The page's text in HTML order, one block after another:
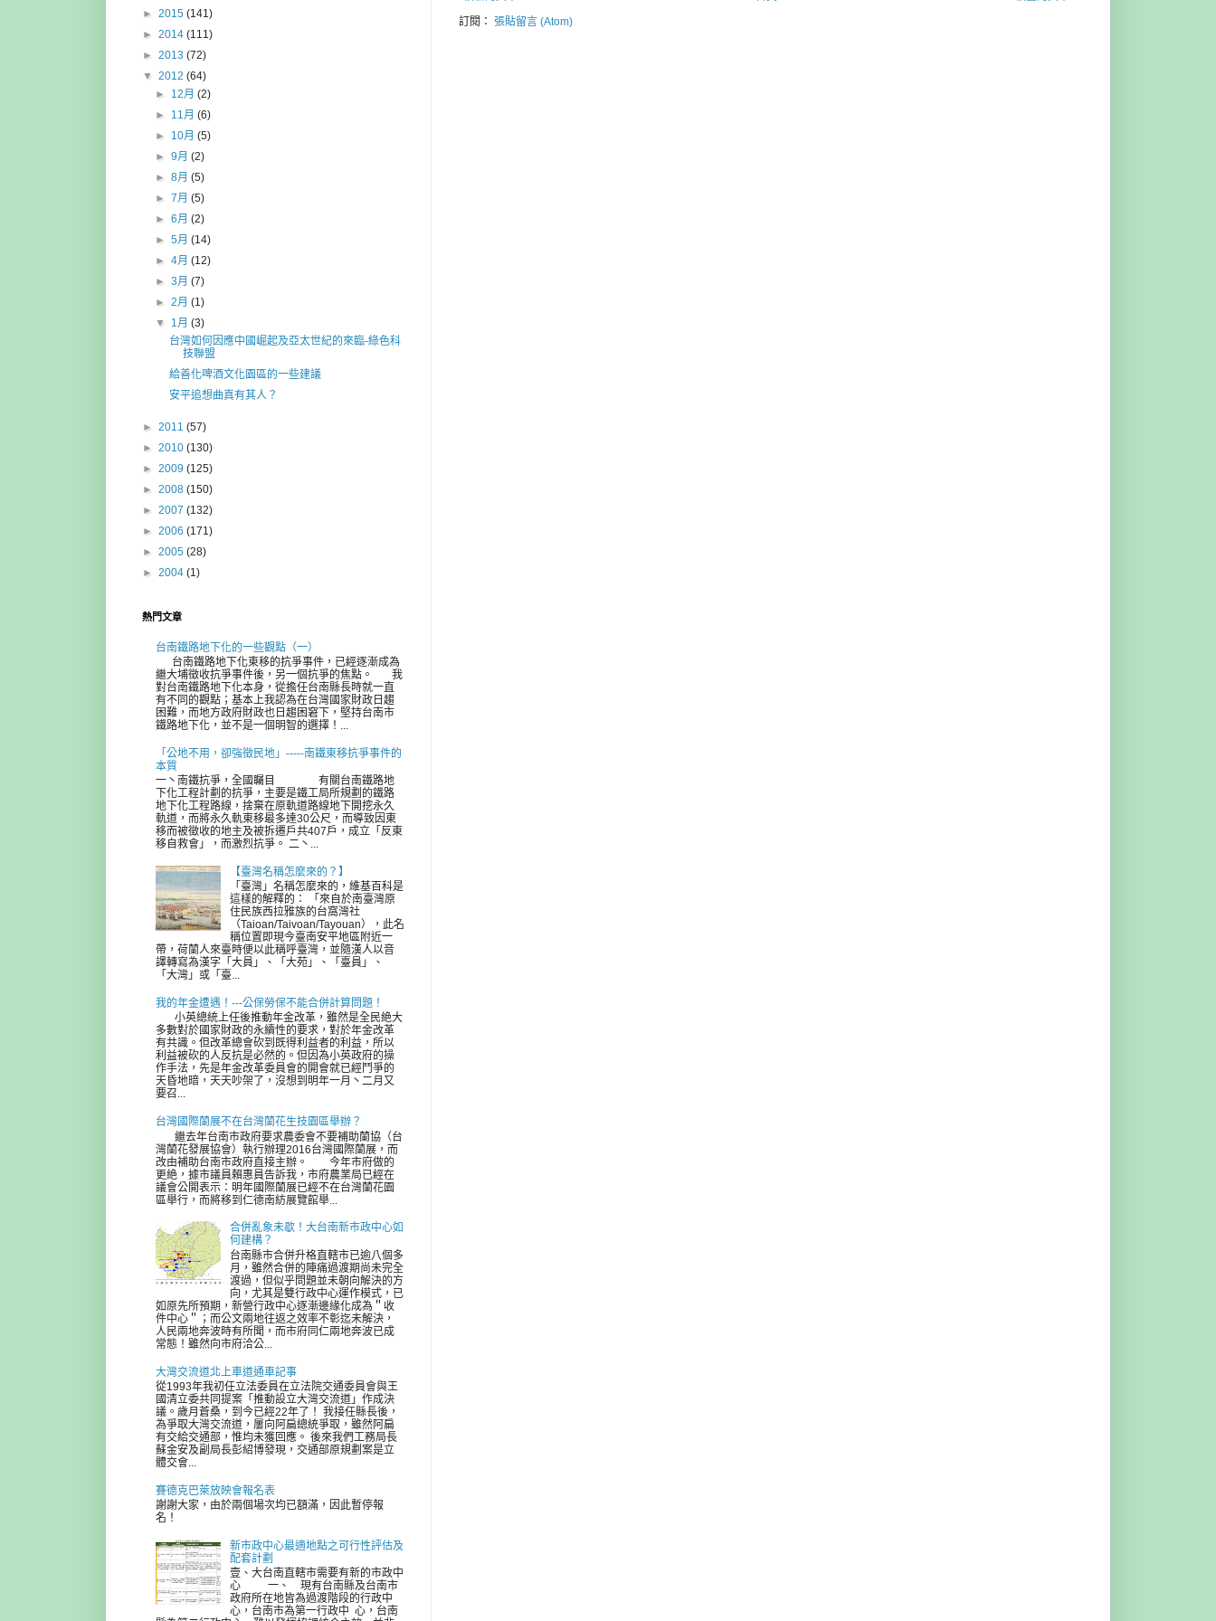
訂閱： 張貼留言 (Atom)
► 2015 (141)
► 2014 (111)
► 2013 (72)
▼ 2012 (64)
► 12月(2)
► 11月(6)
► 10月(5)
►9月(2)
►8月(5)
►7月(5)
►6月(2)
►5月(14)
►4月(12)
►3月(7)
►2月(1)
▼ 1月(3)
台灣如何因應中國崛起及亞太世紀的來臨-綠色科
技聯盟
給善化啤酒文化園區的一些建議
安平追想曲真有其人？
► 2011 (57)
► 2010 (130)
► 2009 (125)
► 2008 (150)
► 2007 (132)
► 2006 (171)
► 2005 (28)
► 2004 (1)
熱門文章
台南鐵路地下化的一些觀點（一）
台南鐵路地下化東移的抗爭事件，已經逐漸成為
繼大埔徵收抗爭事件後，另一個抗爭的焦點。 我
對台南鐵路地下化本身，從擔任台南縣長時就一直
有不同的觀點；基本上我認為在台灣國家財政日趨
困難，而地方政府財政也日趨困窘下，堅持台南市
鐵路地下化，並不是一個明智的選擇！...
「公地不用，卻強徵民地」-----南鐵東移抗爭事件的
本質
一丶南鐵抗爭，全國矚目 有關台南鐵路地
下化工程計劃的抗爭，主要是鐵工局所規劃的鐵路
地下化工程路線，捨棄在原軌道路線地下開挖永久
軌道，而將永久軌東移最多達30公尺，而導致因東
移而被徵收的地主及被拆遷戶共407戶，成立「反東
移自救會」，而激烈抗爭。 二丶...
【臺灣名稱怎麼來的？】
「臺灣」名稱怎麼來的，維基百科是
這樣的解釋的： 「來自於南臺灣原
住民族西拉雅族的台窩灣社
（Taioan/Taivoan/Tayouan），此名
稱位置即現今臺南安平地區附近一
帶，荷蘭人來臺時便以此稱呼臺灣，並隨漢人以音
譯轉寫為漢字「大員」、「大苑」、「臺員」、
「大灣」或「臺...
我的年金遭遇！---公保勞保不能合併計算問題！
小英總統上任後推動年金改革，雖然是全民絶大
多數對於國家財政的永續性的要求，對於年金改革
有共識。但改革總會砍到既得利益者的利益，所以
利益被砍的人反抗是必然的。但因為小英政府的操
作手法，先是年金改革委員會的開會就已經鬥爭的
天昏地暗，天天吵架了，沒想到明年一月丶二月又
要召...
台灣國際蘭展不在台灣蘭花生技園區舉辦？
繼去年台南市政府要求農委會不要補助蘭協（台
灣蘭花發展協會）執行辦理2016台灣國際蘭展，而
改由補助台南市政府直接主辦。 今年市府做的
更絶，據市議員賴惠員告訴我，市府農業局已經在
議會公開表示：明年國際蘭展已經不在台灣蘭花園
區舉行，而將移到仁德南紡展覽館舉...
合併亂象未歇！大台南新市政中心如
何建構？
台南縣市合併升格直轄市已逾八個多
月，雖然合併的陣痛過渡期尚未完全
渡過，但似乎問題並未朝向解決的方
向，尤其是雙行政中心運作模式，已
如原先所預期，新營行政中心逐漸邊緣化成為＂收
件中心＂；而公文兩地往返之效率不彰迄未解決，
人民兩地奔波時有所聞，而市府同仁兩地奔波已成
常態！雖然向市府洽公...
大灣交流道北上車道通車記事
從1993年我初任立法委員在立法院交通委員會與王
國清立委共同提案「推動設立大灣交流道」作成決
議。歲月蒼桑，到今已經22年了！ 我接任縣長後，
為爭取大灣交流道，屢向阿扁總統爭取，雖然阿扁
有交給交通部，惟均未獲回應。 後來我們工務局長
蘇金安及副局長彭紹博發現，交通部原規劃案是立
體交會...
賽德克巴萊放映會報名表
謝謝大家，由於兩個場次均已額滿，因此暫停報
名！
新市政中心最適地點之可行性評估及
配套計劃
壹、大台南直轄市需要有新的市政中
心 一、 現有台南縣及台南市
政府所在地皆為過渡階段的行政中
心，台南市為第一行政中 心，台南